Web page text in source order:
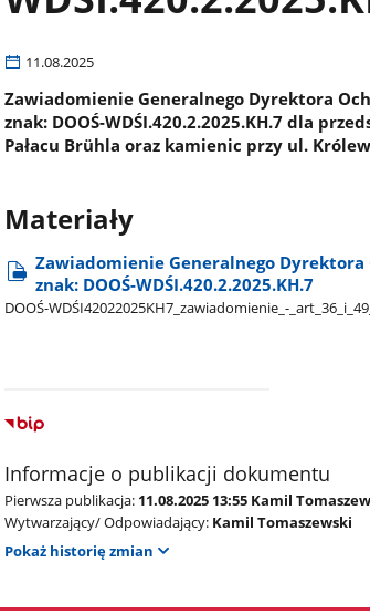
11.08.2025
Zawiadomienie Generalnego Dyrektora
znak: DOOŚ-WDŚI.420.2.2025.KH.7 dla
Pałacu Brühla oraz kamienic przy ul.
Materiały
Zawiadomienie Generalnego
znak: DOOŚ-WDŚI.420.2.2025.KH.7
DOOŚ-WDŚI42022025KH7​_zawiadomienie​_-​
Informacje o publikacji dokumentu
Pierwsza publikacja: 11.08.2025 13:55 Kamil
Wytwarzający/ Odpowiadający: Kamil Tomaszewski
Pokaż historię zmian